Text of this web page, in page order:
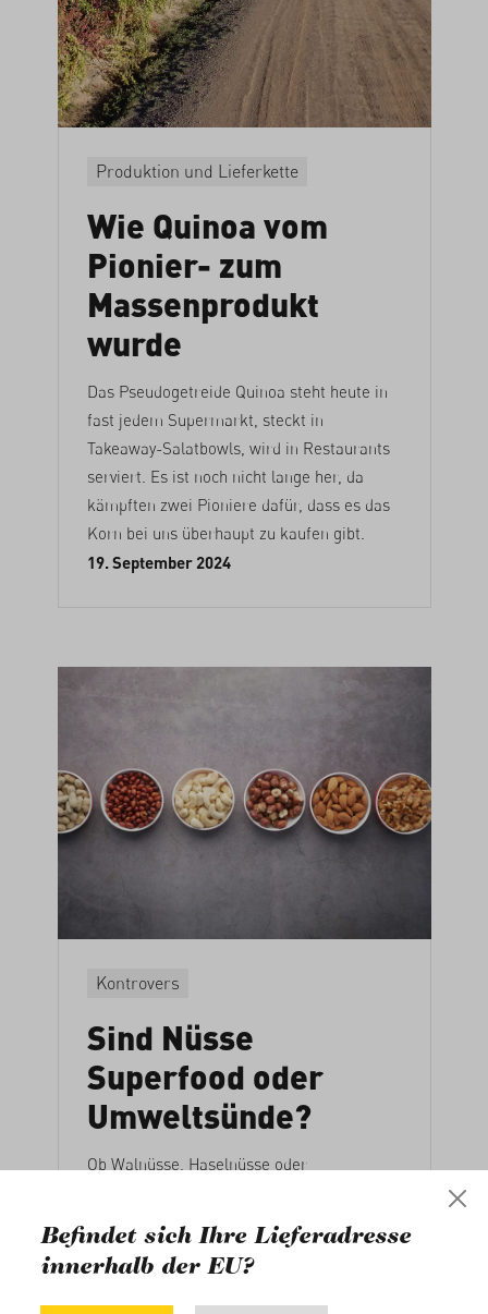
Produktion und Lieferkette
Wie Quinoa vom
Pionier- zum
Massenprodukt
wurde
Das Pseudogetreide Quinoa steht heute in
fast jedem Supermarkt, steckt in
Takeaway-Salatbowls, wird in Restaurants
serviert. Es ist noch nicht lange her, da
kämpften zwei Pioniere dafür, dass es das
Korn bei uns überhaupt zu kaufen gibt.
19. September 2024
Kontrovers
Sind Nüsse
Superfood oder
Umweltsünde?
Ob Walnüsse, Haselnüsse oder
gesunden und klimafreundlichen Ernährung
bei. Jenseits ihrer guten CO2-Bilanz stehen
sie bezüglich Ökologie und
Sozialverträglichkeit jedoch in der Kritik –
Befindet sich Ihre Lieferadresse
innerhalb der EU?